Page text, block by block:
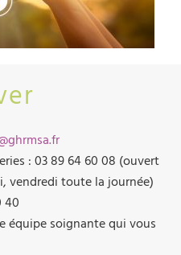
: 03 89 64 60 08 (ouvert
vendredi toute la journée)
40
équipe soignante qui vous